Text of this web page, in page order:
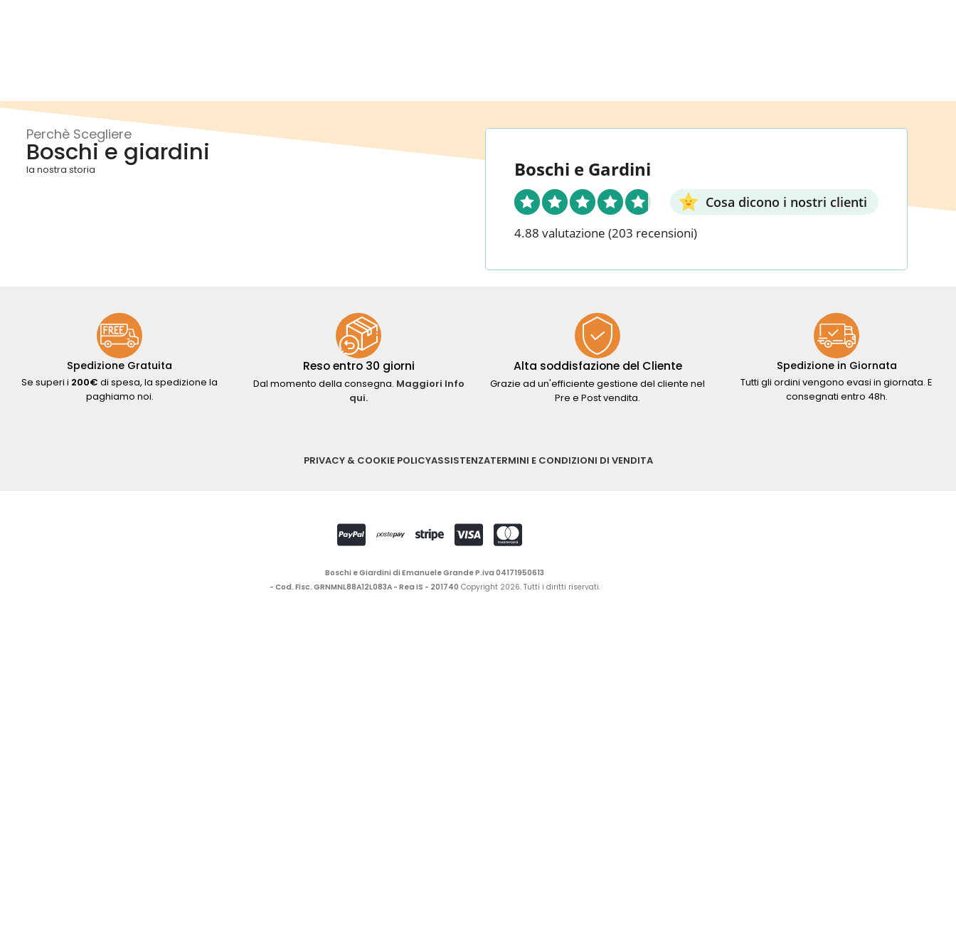
Perchè Scegliere
Boschi e giardini
la nostra storia Boschi e Gardini
Cosa dicono i nostri clienti
4.88 valutazione (203 recensioni)
Spedizione Gratuita
Se superi i 200€ di spesa, la spedizione la
paghiamo noi.
Reso entro 30 giorni
Dal momento della consegna. Maggiori Info
qui.
Alta soddisfazione del Cliente
Grazie ad un'efficiente gestione del cliente nel
Pre e Post vendita.
Spedizione in Giornata
Tutti gli ordini vengono evasi in giornata. E
consegnati entro 48h.
PRIVACY & COOKIE POLICYASSISTENZATERMINI E CONDIZIONI DI VENDITA
Boschi e Giardini di Emanuele Grande P.iva 04171950613
- Cod. Fisc. GRNMNL88A12L083A - Rea IS - 201740 Copyright 2026. Tutti i diritti riservati.